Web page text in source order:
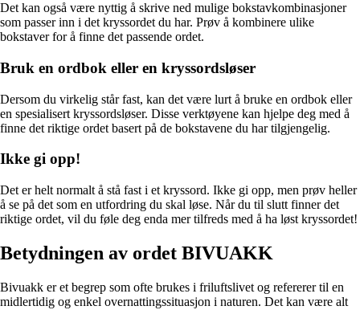
Det kan også være nyttig å skrive ned mulige bokstavkombinasjoner
som passer inn i det kryssordet du har. Prøv å kombinere ulike
bokstaver for å finne det passende ordet.
Bruk en ordbok eller en kryssordsløser
Dersom du virkelig står fast, kan det være lurt å bruke en ordbok eller
en spesialisert kryssordsløser. Disse verktøyene kan hjelpe deg med å
finne det riktige ordet basert på de bokstavene du har tilgjengelig.
Ikke gi opp!
Det er helt normalt å stå fast i et kryssord. Ikke gi opp, men prøv heller
å se på det som en utfordring du skal løse. Når du til slutt finner det
riktige ordet, vil du føle deg enda mer tilfreds med å ha løst kryssordet!
Betydningen av ordet BIVUAKK
Bivuakk er et begrep som ofte brukes i friluftslivet og refererer til en
midlertidig og enkel overnattingssituasjon i naturen. Det kan være alt